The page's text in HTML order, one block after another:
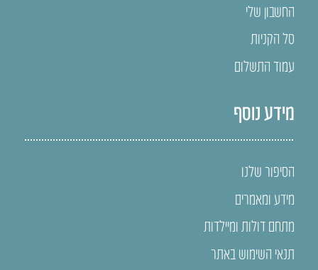
החשבון שלי
סל הקניות
עמוד התשלום
מידע נוסף
הסיפור שלנו
מידע ומאמרים
מתחם דולות ומיילדות
תנאי השימוש באתר